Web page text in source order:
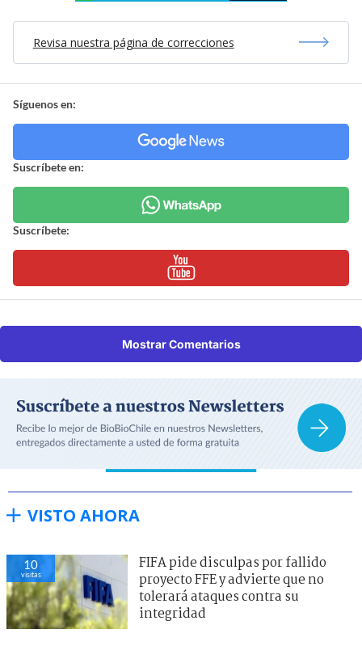
Revisa nuestra página de correcciones
Síguenos en:
Suscríbete en:
Suscríbete:
Mostrar Comentarios
VISTO AHORA
10
visitas
FIFA pide disculpas por fallido
proyecto FFE y advierte que no
tolerará ataques contra su
integridad